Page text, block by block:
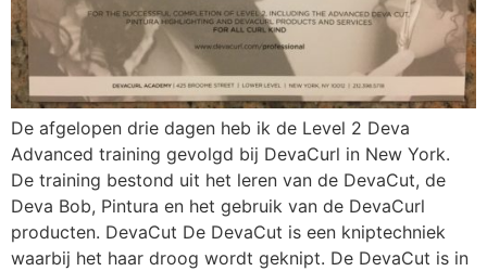
De afgelopen drie dagen heb ik de Level 2 Deva
Advanced training gevolgd bij DevaCurl in New York.
De training bestond uit het leren van de DevaCut, de
Deva Bob, Pintura en het gebruik van de DevaCurl
producten. DevaCut De DevaCut is een kniptechniek
waarbij het haar droog wordt geknipt. De DevaCut is in